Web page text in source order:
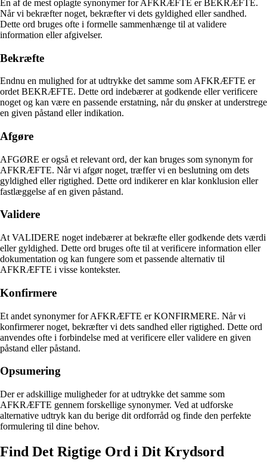
En af de mest oplagte synonymer for AFKRÆFTE er BEKRÆFTE.
Når vi bekræfter noget, bekræfter vi dets gyldighed eller sandhed.
Dette ord bruges ofte i formelle sammenhænge til at validere
information eller afgivelser.
Bekræfte
Endnu en mulighed for at udtrykke det samme som AFKRÆFTE er
ordet BEKRÆFTE. Dette ord indebærer at godkende eller verificere
noget og kan være en passende erstatning, når du ønsker at understrege
en given påstand eller indikation.
Afgøre
AFGØRE er også et relevant ord, der kan bruges som synonym for
AFKRÆFTE. Når vi afgør noget, træffer vi en beslutning om dets
gyldighed eller rigtighed. Dette ord indikerer en klar konklusion eller
fastlæggelse af en given påstand.
Validere
At VALIDERE noget indebærer at bekræfte eller godkende dets værdi
eller gyldighed. Dette ord bruges ofte til at verificere information eller
dokumentation og kan fungere som et passende alternativ til
AFKRÆFTE i visse kontekster.
Konfirmere
Et andet synonymer for AFKRÆFTE er KONFIRMERE. Når vi
konfirmerer noget, bekræfter vi dets sandhed eller rigtighed. Dette ord
anvendes ofte i forbindelse med at verificere eller validere en given
påstand eller påstand.
Opsumering
Der er adskillige muligheder for at udtrykke det samme som
AFKRÆFTE gennem forskellige synonymer. Ved at udforske
alternative udtryk kan du berige dit ordforråd og finde den perfekte
formulering til dine behov.
Find Det Rigtige Ord i Dit Krydsord